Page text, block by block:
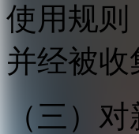
使用规则
并经被收
（三）